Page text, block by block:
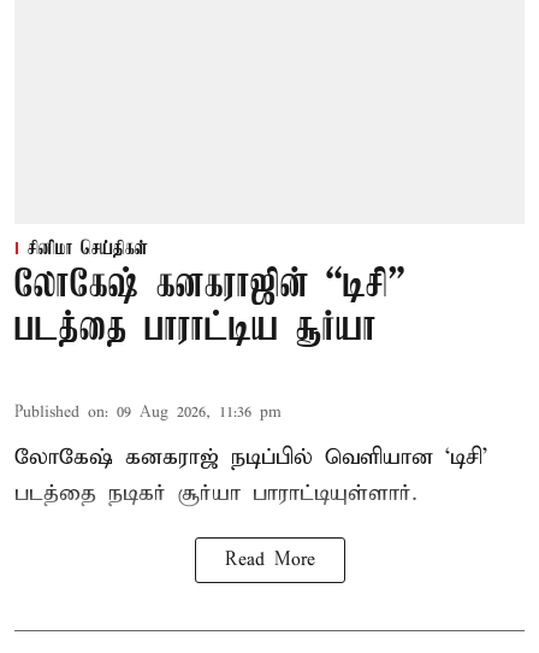
சினிமா செய்திகள்
லோகேஷ் கனகராஜின் “டிசி”
படத்தை பாராட்டிய சூர்யா
Published on: 09 Aug 2026, 11:36 pm
லோகேஷ் கனகராஜ் நடிப்பில் வெளியான ‘டிசி’
படத்தை நடிகர் சூர்யா பாராட்டியுள்ளார்.
Read More